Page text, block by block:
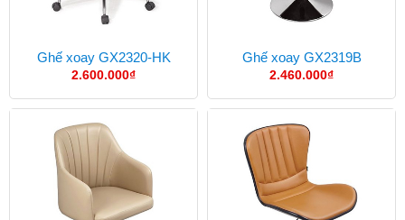
Ghế xoay GX2320-HK
2.600.000₫
Ghế xoay GX2319B
2.460.000₫